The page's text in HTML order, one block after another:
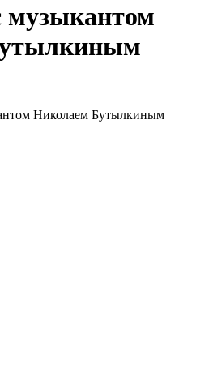
музыкантом
Николаем Бутылкиным